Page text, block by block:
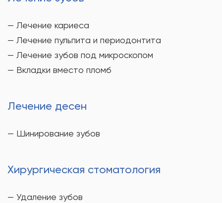
— Лечение кариеса
— Лечение пульпита и периодонтита
— Лечение зубов под микроскопом
— Вкладки вместо пломб
Лечение десен
— Шинирование зубов
Хирургическая стоматология
— Удаление зубов